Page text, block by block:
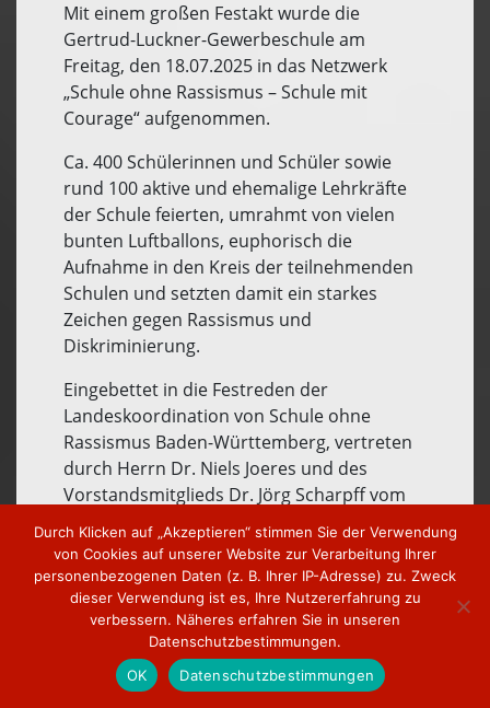
Mit einem großen Festakt wurde die
Gertrud-Luckner-Gewerbeschule am
Freitag, den 18.07.2025 in das Netzwerk
„Schule ohne Rassismus – Schule mit
Courage“ aufgenommen.
Ca. 400 Schülerinnen und Schüler sowie
rund 100 aktive und ehemalige Lehrkräfte
der Schule feierten, umrahmt von vielen
bunten Luftballons, euphorisch die
Aufnahme in den Kreis der teilnehmenden
Schulen und setzten damit ein starkes
Zeichen gegen Rassismus und
Diskriminierung.
Eingebettet in die Festreden der
Landeskoordination von Schule ohne
Rassismus Baden-Württemberg, vertreten
durch Herrn Dr. Niels Joeres und des
Vorstandsmitglieds Dr. Jörg Scharpff vom
Patenverein Mon Devoir e.V., gestalteten
Schülerinnen und Schüler das
abwechslungsreiche Programm.
Neben Gesangs- und Musikeinlagen gab es
eine Modenschau mit upgecycelten
Hemden unter dem Motto „diversity rules“
und eindrückliche Schilderungen von
Durch Klicken auf „Akzeptieren“ stimmen Sie der Verwendung
von Cookies auf unserer Website zur Verarbeitung Ihrer
personenbezogenen Daten (z. B. Ihrer IP-Adresse) zu. Zweck
dieser Verwendung ist es, Ihre Nutzererfahrung zu
verbessern. Näheres erfahren Sie in unseren
Datenschutzbestimmungen.
OK
Datenschutzbestimmungen